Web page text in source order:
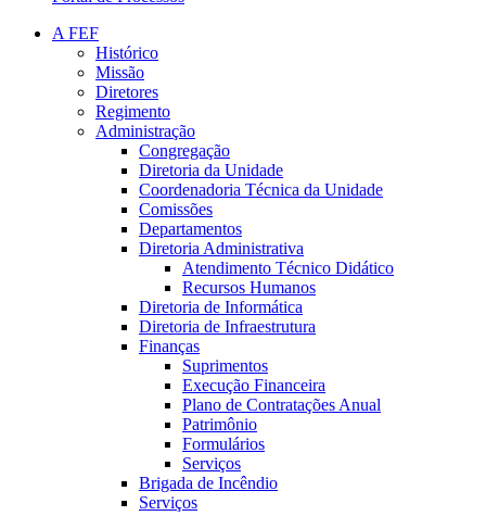
A FEF
Histórico
Missão
Diretores
Regimento
Administração
Congregação
Diretoria da Unidade
Coordenadoria Técnica da Unidade
Comissões
Departamentos
Diretoria Administrativa
Atendimento Técnico Didático
Recursos Humanos
Diretoria de Informática
Diretoria de Infraestrutura
Finanças
Suprimentos
Execução Financeira
Plano de Contratações Anual
Patrimônio
Formulários
Serviços
Brigada de Incêndio
Serviços